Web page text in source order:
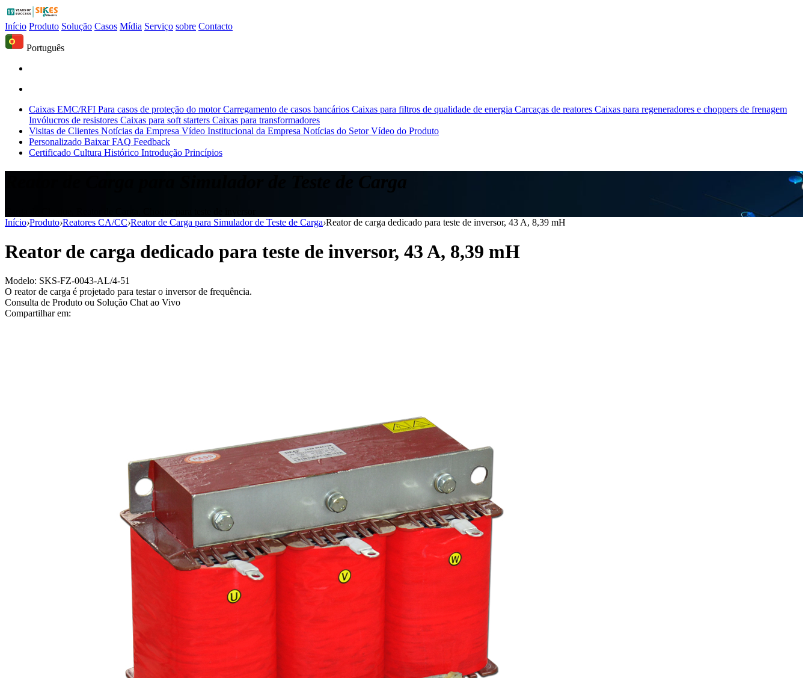
Início Produto Solução Casos Mídia Serviço sobre Contacto
Português
Caixas EMC/RFI Para casos de proteção do motor Carregamento de casos bancários Caixas para filtros de qualidade de energia Carcaças de reatores Caixas para regeneradores e choppers de frenagem
Invólucros de resistores Caixas para soft starters Caixas para transformadores
Visitas de Clientes Notícias da Empresa Vídeo Institucional da Empresa Notícias do Setor Vídeo do Produto
Personalizado Baixar FAQ Feedback
Certificado Cultura Histórico Introdução Princípios
Reator de Carga para Simulador de Teste de Carga
Início›Produto›Reatores CA/CC›Reator de Carga para Simulador de Teste de Carga›Reator de carga dedicado para teste de inversor, 43 A, 8,39 mH
Reator de carga dedicado para teste de inversor, 43 A, 8,39 mH
Modelo: SKS-FZ-0043-AL/4-51
O reator de carga é projetado para testar o inversor de frequência.
Consulta de Produto ou Solução Chat ao Vivo
Compartilhar em: